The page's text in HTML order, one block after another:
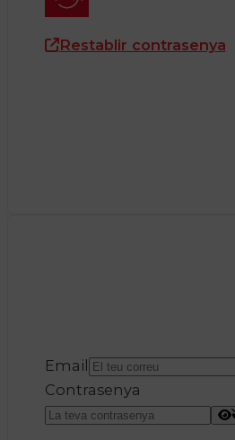
Restablir contrasenya
Email
Contrasenya